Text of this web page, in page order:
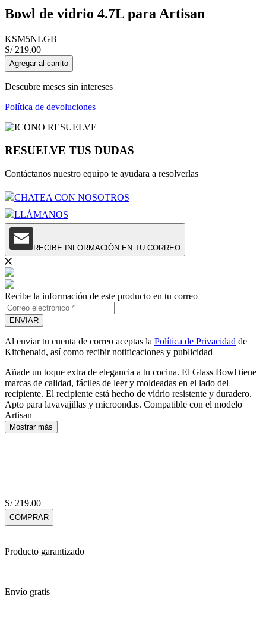
Bowl de vidrio 4.7L para Artisan
KSM5NLGB
S/ 219.00
Agregar al carrito
Descubre meses sin intereses
Política de devoluciones
RESUELVE TUS DUDAS
Contáctanos nuestro equipo te ayudara a resolverlas
CHATEA CON NOSOTROS
LLÁMANOS
RECIBE INFORMACIÓN EN TU CORREO
Recibe la información de este producto en tu correo
ENVIAR
Al enviar tu cuenta de correo aceptas la Política de Privacidad de
Kitchenaid, así como recibir notificaciones y publicidad
Añade un toque extra de elegancia a tu cocina. El Glass Bowl tiene
marcas de calidad, fáciles de leer y moldeadas en el lado del
recipiente. El recipiente está hecho de vidrio resistente y duradero.
Apto para lavavajillas y microondas. Compatible con el modelo
Artisan
Mostrar más
S/ 219.00
COMPRAR
Producto garantizado
Envío gratis